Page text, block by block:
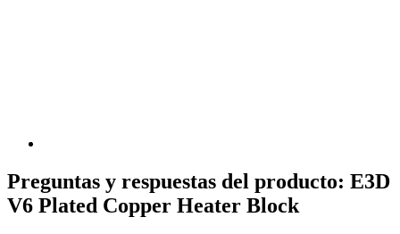
Preguntas y respuestas del producto: E3D
V6 Plated Copper Heater Block